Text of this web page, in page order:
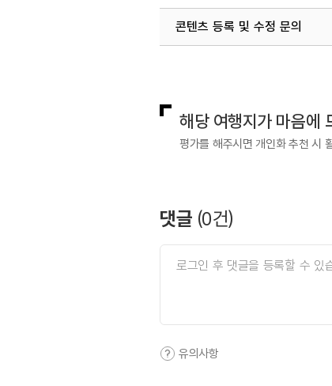
콘텐츠 등록 및 수정 문의
해당 여행지가 마음에
평가를 해주시면 개인화 추천 시
댓글 (0건)
유의사항